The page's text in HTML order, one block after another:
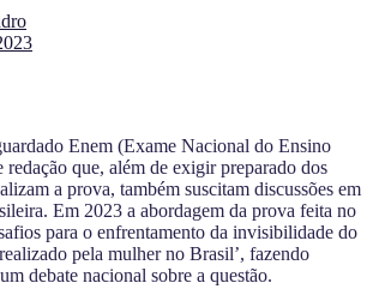
Enem (Exame Nacional do Ensino
redação que, além de exigir preparado dos
a prova, também suscitam discussões em
Em 2023 a abordagem da prova feita no
para o enfrentamento da invisibilidade do
pela mulher no Brasil’, fazendo
debate nacional sobre a questão.